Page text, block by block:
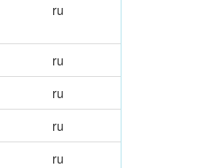
ru
ru
ru
ru
ru